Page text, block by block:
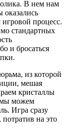
В нем нам
оказались
игровой процесс.
стандартных
и бросаться
из которой
мешая
кристаллы
можем
Игра сразу
на это